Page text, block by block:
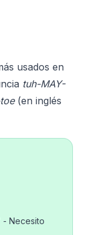
usados en
tuh-MAY-
(en inglés
- Necesito